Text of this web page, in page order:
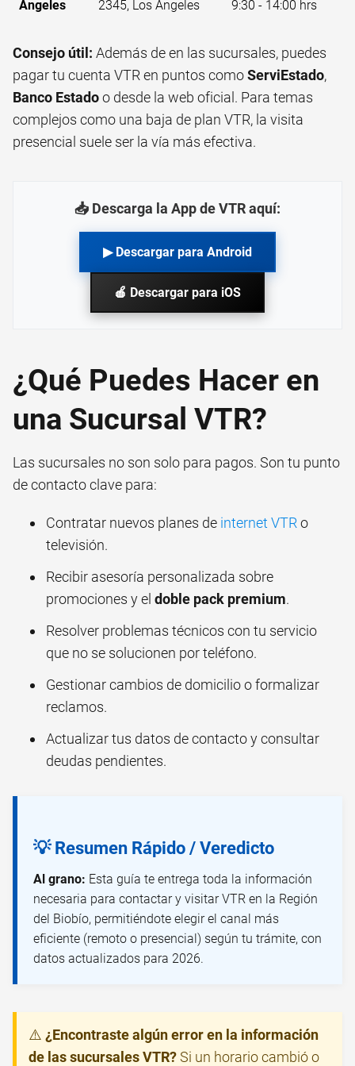
Ángeles 2345, Los Ángeles 9:30 - 14:00 hrs
Consejo útil: Además de en las sucursales, puedes
pagar tu cuenta VTR en puntos comoServiEstado,
Banco Estadoo desde la web oficial. Para temas
complejos como una baja de plan VTR, la visita
presencial suele ser la vía más efectiva.
📥 Descarga la App de VTR aquí:
▶ Descargar para Android
🍎 Descargar para iOS
¿Qué Puedes Hacer en
una Sucursal VTR?
Las sucursales no son solo para pagos. Son tu punto
de contacto clave para:
Contratar nuevos planes de internet VTR o
televisión.
Recibir asesoría personalizada sobre
promociones y el doble pack premium.
Resolver problemas técnicos con tu servicio
que no se solucionen por teléfono.
Gestionar cambios de domicilio o formalizar
reclamos.
Actualizar tus datos de contacto y consultar
deudas pendientes.
💡 Resumen Rápido / Veredicto
Al grano: Esta guía te entrega toda la información
necesaria para contactar y visitar VTR en la Región
del Biobío, permitiéndote elegir el canal más
eficiente (remoto o presencial) según tu trámite, con
datos actualizados para 2026.
⚠️ ¿Encontraste algún error en la información
de las sucursales VTR?Si un horario cambió o